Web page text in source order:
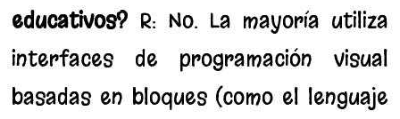
educativos? R: No. La mayoría utiliza
interfaces de programación visual
basadas en bloques (como el lenguaje